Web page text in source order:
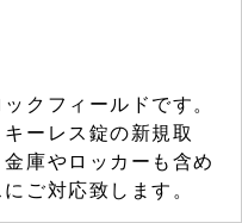
クフィールドです。
ーレス錠の新規取
庫やロッカーも含め
ご対応致します。